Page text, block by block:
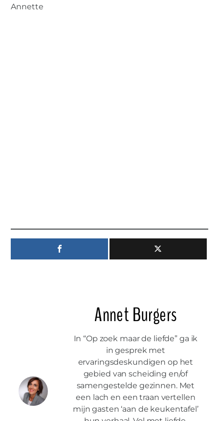
Annette
Annet Burgers
In “Op zoek maar de liefde” ga ik
in gesprek met
ervaringsdeskundigen op het
gebied van scheiding en/of
samengestelde gezinnen. Met
een lach en een traan vertellen
mijn gasten ‘aan de keukentafel’